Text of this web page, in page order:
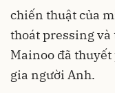
chiến thuật của
thoát pressing và
Mainoo đã
gia người Anh.